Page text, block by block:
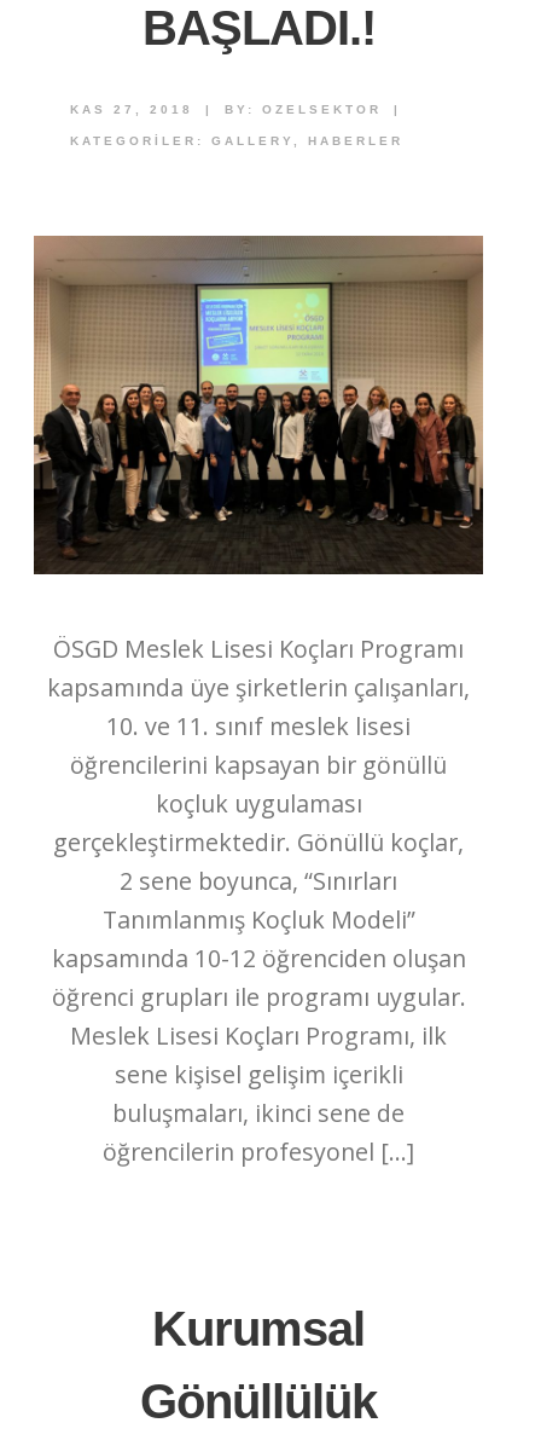
BAŞLADI.!
KAS 27, 2018 | BY: OZELSEKTOR |
KATEGORILER: GALLERY HABERLER
ÖSGD Meslek Lisesi Koçları Programı
kapsamında üye şirketlerin çalışanları,
10. ve 11. sınıf meslek lisesi
öğrencilerini kapsayan bir gönüllü
koçluk uygulaması
gerçekleştirmektedir. Gönüllü koçlar,
2 sene boyunca, “Sınırları
Tanımlanmış Koçluk Modeli”
kapsamında 10-12 öğrenciden oluşan
öğrenci grupları ile programı uygular.
Meslek Lisesi Koçları Programı, ilk
sene kişisel gelişim içerikli
buluşmaları, ikinci sene de
öğrencilerin profesyonel […]
Kurumsal
Gönüllülük